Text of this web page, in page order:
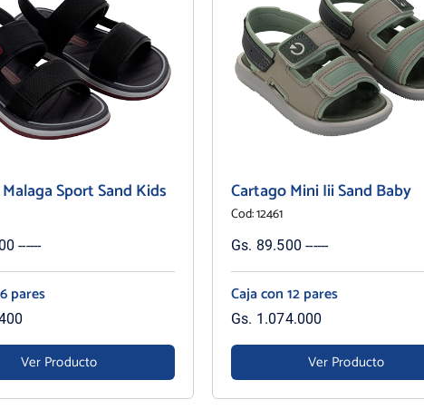
Sport Sand Kids
------
pares
Ver Producto
Cartago Mini Iii Sand Baby
Cod: 12461
Gs. 89.500 ------
Caja con 12 pares
Gs. 1.074.000
Ver Producto